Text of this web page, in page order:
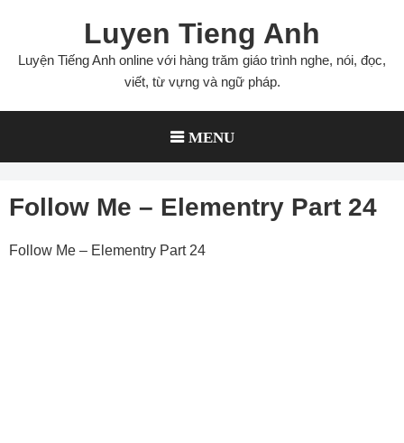
content
Luyen Tieng Anh
Luyện Tiếng Anh online với hàng trăm giáo trình nghe, nói, đọc,
viết, từ vựng và ngữ pháp.
MENU
Follow Me – Elementry Part 24
Follow Me – Elementry Part 24